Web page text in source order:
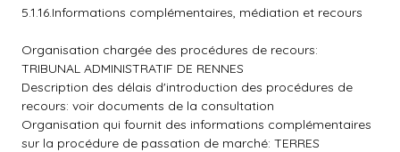
5.1.16.Informations complémentaires, médiation et recours
Organisation chargée des procédures de recours:
TRIBUNAL ADMINISTRATIF DE RENNES
Description des délais d'introduction des procédures de
recours: voir documents de la consultation
Organisation qui fournit des informations complémentaires
sur la procédure de passation de marché: TERRES